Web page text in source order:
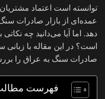
توانسته است اعتماد
عمده‌ای از بازار صادرات
دهد. اما آیا می‌دانید چه
است؟ در این مقاله با زبانی
صادرات سنگ به عراق را
فهرست